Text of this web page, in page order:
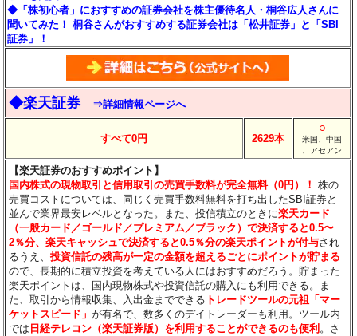
◆「株初心者」におすすめの証券会社を株主優待名人・桐谷広人さんに
聞いてみた！ 桐谷さんがおすすめする証券会社は「松井証券」と「SBI
証券」！
◆楽天証券 ⇒詳細情報ページへ
すべて0円 2629本
○
米国、中国
、アセアン
【楽天証券のおすすめポイント】
国内株式の現物取引と信用取引の売買手数料が完全無料（0円）！ 株の
売買コストについては、同じく売買手数料無料を打ち出したSBI証券と
並んで業界最安レベルとなった。また、投信積立のときに楽天カード
（一般カード／ゴールド／プレミアム／ブラック）で決済すると0.5〜
2％分、楽天キャッシュで決済すると0.5％分の楽天ポイントが付与され
るうえ、投資信託の残高が一定の金額を超えるごとにポイントが貯まる
ので、長期的に積立投資を考えている人にはおすすめだろう。貯まった
楽天ポイントは、国内現物株式や投資信託の購入にも利用できる。ま
た、取引から情報収集、入出金までできる トレードツールの元祖「マー
ケットスピード」が有名で、数多くのデイトレーダーも利用。ツール内
では 日経テレコン（楽天証券版）を利用することができるのも便利 。さ